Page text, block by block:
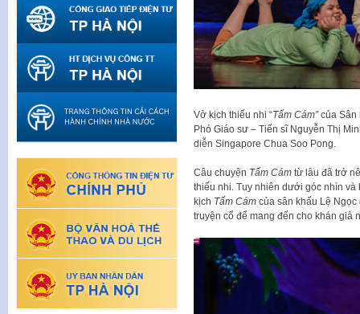
Vở kịch thiếu nhi “Tấm Cám”của Sân
Phó Giáo sư – Tiến sĩ Nguyễn Thị
diễn Singapore Chua Soo Pong.
Câu chuyện Tấm Cámtừ lâu đã trở
thiếu nhi. Tuy nhiên dưới góc nhìn
kịch Tấm Cámcủa sân khấu Lệ Ngọc
truyện cổ để mang đến cho khán giả